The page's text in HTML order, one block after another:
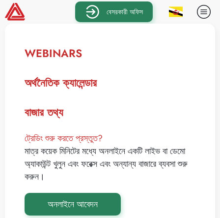
বেসরকারী অফিস
WEBINARS
অর্থনৈতিক ক্যালেন্ডার
বাজার তথ্য
ট্রেডিং শুরু করতে প্রস্তুত?
মাত্র কয়েক মিনিটের মধ্যে অনলাইনে একটি লাইভ বা ডেমো
অ্যাকাউন্ট খুলুন এবং ফরেক্স এবং অন্যান্য বাজারে ব্যবসা শুরু
করুন।
অনলাইনে আবেদন